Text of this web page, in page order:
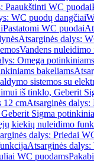
Paaukštinti WC puodai
WC puodų dangčiai
Pastatomi WC puodai
Atsarginės dalys:
Vandens nuleidimo
Omega
bakeliams
sistemos su
iš tinklo, Geberit
12 cmAtsarginės
Sigma
kiekių nuleidimo
dalys: Priedai
Atsarginės
WC puodams